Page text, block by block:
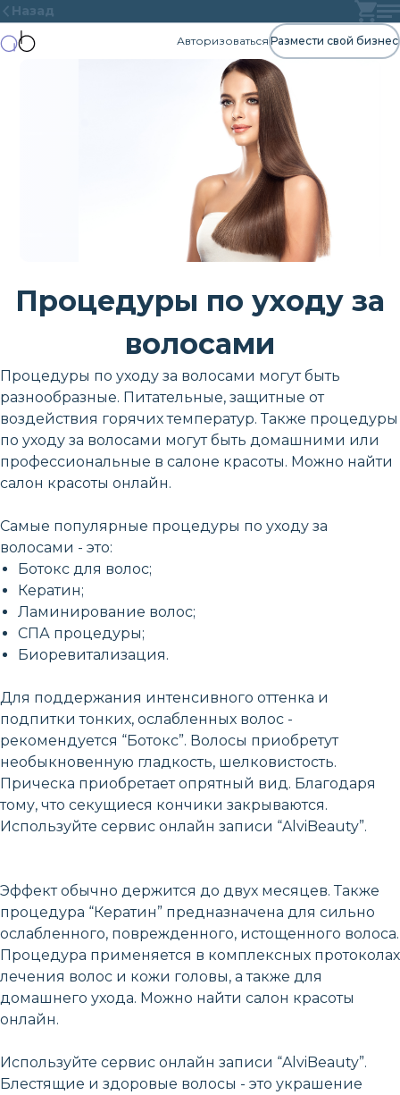
Назад
Авторизоваться Размести свой бизнес
Процедуры по уходу за
волосами
Процедуры по уходу за волосами могут быть
разнообразные. Питательные, защитные от
воздействия горячих температур. Также процедуры
по уходу за волосами могут быть домашними или
профессиональные в салоне красоты. Можно найти
салон красоты онлайн.
Самые популярные процедуры по уходу за
волосами - это:
Ботокс для волос;
Кератин;
Ламинирование волос;
СПА процедуры;
Биоревитализация.
Для поддержания интенсивного оттенка и
подпитки тонких, ослабленных волос -
рекомендуется “Ботокс”. Волосы приобретут
необыкновенную гладкость, шелковистость.
Прическа приобретает опрятный вид. Благодаря
тому, что секущиеся кончики закрываются.
Используйте сервис онлайн записи “AlviBeauty”.
Эффект обычно держится до двух месяцев. Также
процедура “Кератин” предназначена для сильно
ослабленного, поврежденного, истощенного волоса.
Процедура применяется в комплексных протоколах
лечения волос и кожи головы, а также для
домашнего ухода. Можно найти салон красоты
онлайн.
Используйте сервис онлайн записи “AlviBeauty”.
Блестящие и здоровые волосы - это украшение